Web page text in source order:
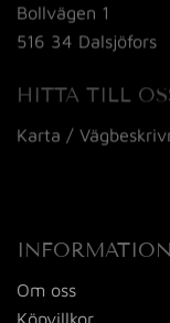
Bollvägen 1
516 34 Dalsjöfors
HITTA TILL
Karta /
INFORMATION
Om oss
Köpvillkor